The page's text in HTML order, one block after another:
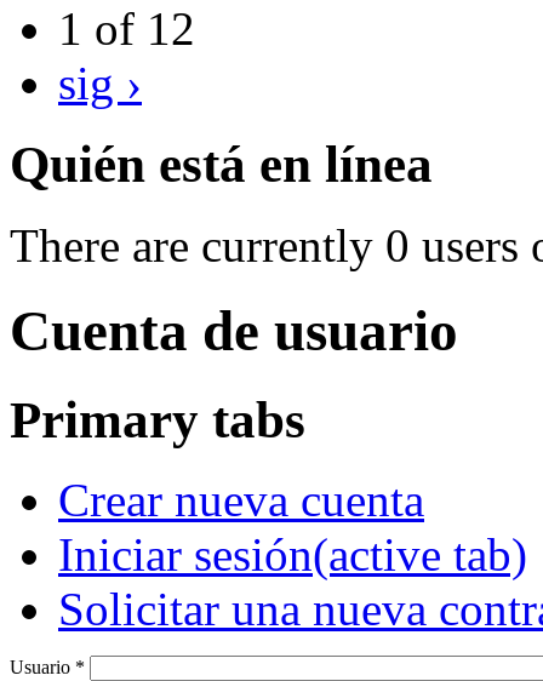
1 of 12
sig ›
Quién está en línea
There are currently 0 users
Cuenta de usuario
Primary tabs
Crear nueva cuenta
Iniciar sesión(active tab)
Solicitar una nueva
Usuario *